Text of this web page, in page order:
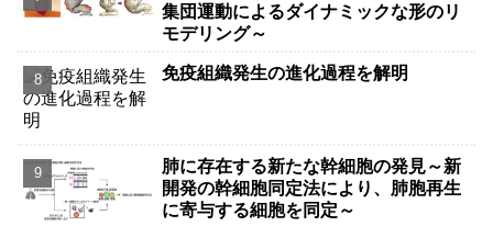
集団運動によるダイナミックな形のリ
モデリング～
免疫組織発生の進化過程を解明
肺に存在する新たな幹細胞の発見～新
開発の幹細胞同定法により、肺胞再生
に寄与する細胞を同定～